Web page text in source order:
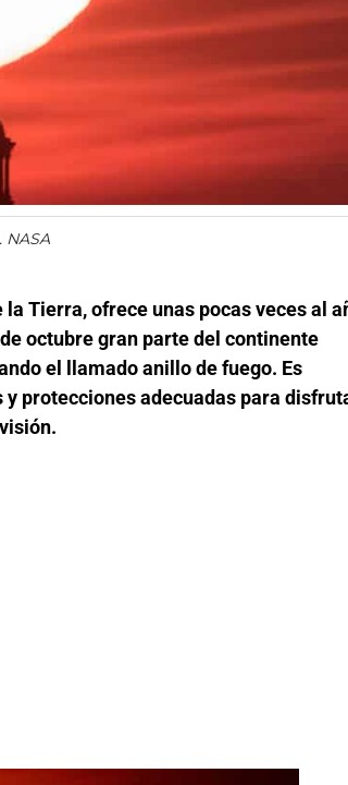
NASA
Tierra, ofrece unas pocas veces al
octubre gran parte del continente
el llamado anillo de fuego. Es
protecciones adecuadas para